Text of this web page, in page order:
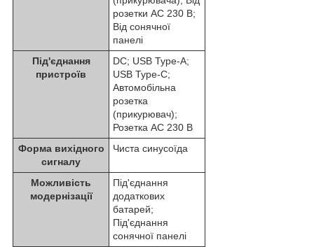
розетки AC 230 В;
Від сонячної
панелі
Під'єднання
пристроїв
DC; USB Type-A;
USB Type-C;
Автомобільна
розетка
(прикурювач);
Розетка AC 230 В
Форма вихідного
сигналу
Чиста синусоїда
Можливість
модернізації
Під'єднання
додаткових
батарей;
Під'єднання
сонячної панелі